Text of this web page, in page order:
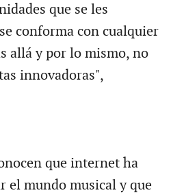
que se les
conforma con cualquier
allá y por lo mismo, no
innovadoras",
que internet ha
el mundo musical y que